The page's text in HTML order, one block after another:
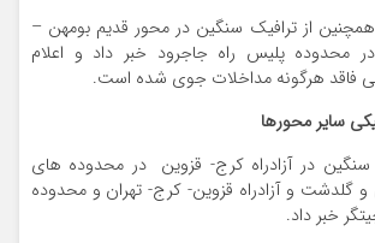
همچنین از ترافیک سنگین در محور قدیم بومهن –
محدوده پلیس راه جاجرود خبر داد و اعلام
فاقد هرگونه مداخلات جوی شده است.
سایر محورها
سنگین در آزادراه کرج- قزوین در محدوده های
و گلدشت و آزادراه قزوین- کرج- تهران و محدوده
خبر داد.